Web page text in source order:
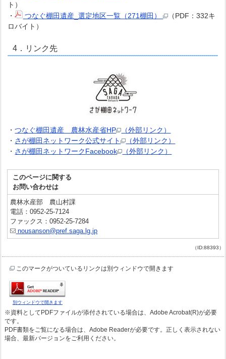
ト）
・
つなぐ棚田遺産_選定地区一覧（271棚田）
（PDF：332キ
ロバイト）
4．リンク先
・つなぐ棚田遺産 農林水産省HP
（外部リンク）
・ さが棚田ネットワーク公式サイト
（外部リンク）
・ さが棚田ネットワークFacebook （外部リンク）
このページに関する
お問い合わせは
農林水産部 農山村課
電話：0952-25-7124
ファックス：0952-25-7284
nousanson@pref.saga.lg.jp
（ID:88393）
このマークがついているリンクは別ウィンドウで開きます
別ウィンドウで開きます
※資料としてPDFファイルが添付されている場合は、Adobe Acrobat(R)が必要
です。
PDF書類をご覧になる場合は、Adobe Readerが必要です。正しく表示されない
場合、最新バージョンをご利用ください。